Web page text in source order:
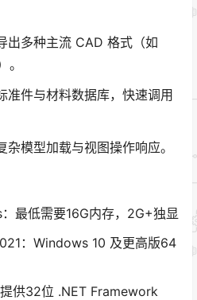
出多种主流 CAD 格式（如
。
准件与材料数据库，快速调用
模型加载与视图操作响应。
最低需要16G内存，2G+独显
：Windows 10 及更高版64
供32位 .NET Framework